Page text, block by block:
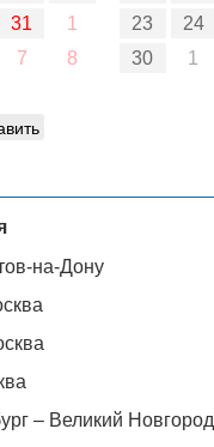
31
1
7
8
23
24
30
1
на-Дону
– Великий Новгород